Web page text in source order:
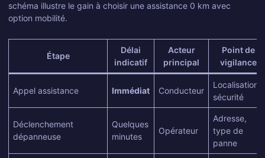
schéma illustre le gain à choisir une assistance 0 km avec
option mobilité.
Étape
Délai
indicatif
Acteur
principal
Point de
vigilance
Appel assistance Immédiat Conducteur
Localisation,
sécurité
Déclenchement
dépanneuse
Quelques
minutes
Opérateur
Adresse,
type de
panne